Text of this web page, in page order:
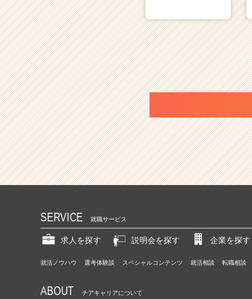
SERVICE 就職サービス
求人を探す 説明会を探す 企業を探す
就活ノウハウ 選考体験談 スペシャルコンテンツ 就活相談 転職相談
ABOUT チアキャリアについて